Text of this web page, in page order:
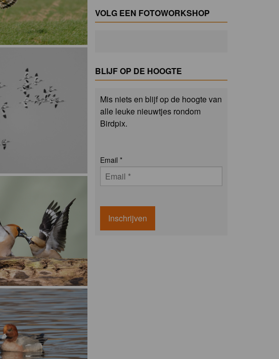
VOLG EEN FOTOWORKSHOP
BLIJF OP DE HOOGTE
Mis niets en blijf op de hoogte van
alle leuke nieuwtjes rondom
Birdpix.
Email *
Inschrijven